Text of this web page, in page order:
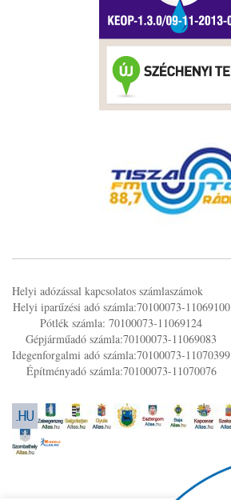
Helyi adózással kapcsolatos számlaszámok
Helyi iparűzési adó számla:70100073-11069100
Pótlék számla: 70100073-11069124
Gépjárműadó számla:70100073-11069083
Idegenforgalmi adó számla:70100073-11070399
Építményadó számla:70100073-11070076